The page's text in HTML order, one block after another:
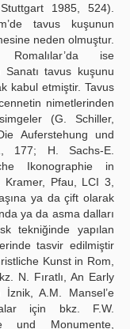
1985, 524).
tavus kuşunun
neden olmuştur.
Romalılar’da ise
Sanatı tavus kuşunu
kabul etmiştir. Tavus
nimetlerinden
(G. Schiller,
Auferstehung und
177; H. Sachs-E.
Ikonographie in
Pfau, LCI 3,
ya da çift olarak
ya da asma dalları
tekniğinde yapılan
tasvir edilmiştir
Kunst in Rom,
N. Fıratlı, An Early
A.M. Mansel’e
için bkz. F.W.
und Monumente,